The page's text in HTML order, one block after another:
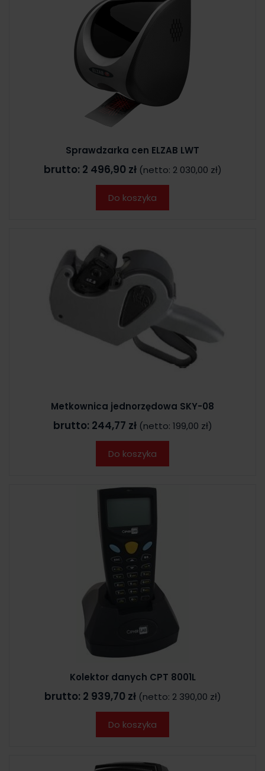
Sprawdzarka cen ELZAB LWT
brutto: 2 496,90 zł (netto: 2 030,00 zł)
Do koszyka
Metkownica jednorzędowa SKY-08
brutto: 244,77 zł (netto: 199,00 zł)
Do koszyka
Kolektor danych CPT 8001L
brutto: 2 939,70 zł (netto: 2 390,00 zł)
Do koszyka